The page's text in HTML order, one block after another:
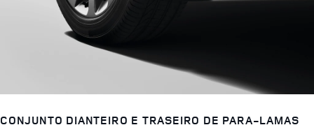
CONJUNTO DIANTEIRO E TRASEIRO DE PARA-LAMAS